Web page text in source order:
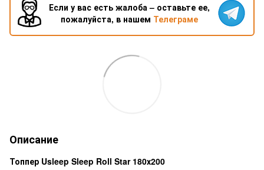
Если у вас есть жалоба – оставьте ее,
пожалуйста, в нашем Телеграме
Описание
Топпер Usleep Sleep Roll Star 180х200